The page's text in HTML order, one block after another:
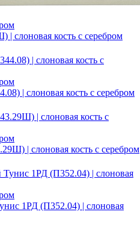
слоновая кость с серебром
| слоновая кость с серебром
| слоновая кость с серебром
1РД (П352.04) | слоновая